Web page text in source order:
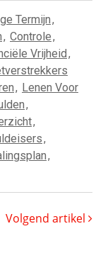
Termijn,
, Controle,
Vrijheid,
, Lenen Voor
,
,
,
,
Volgend artikel